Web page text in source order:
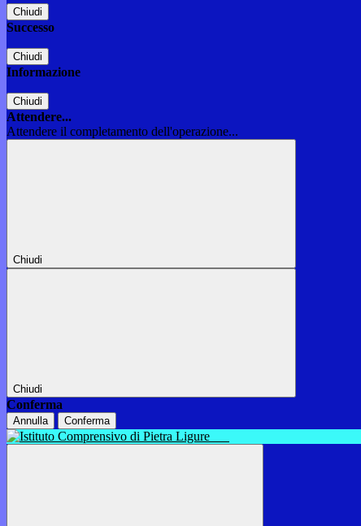
Chiudi
Successo
Chiudi
Informazione
Chiudi
Attendere...
Attendere il completamento dell'operazione...
Chiudi
Chiudi
Conferma
Annulla Conferma